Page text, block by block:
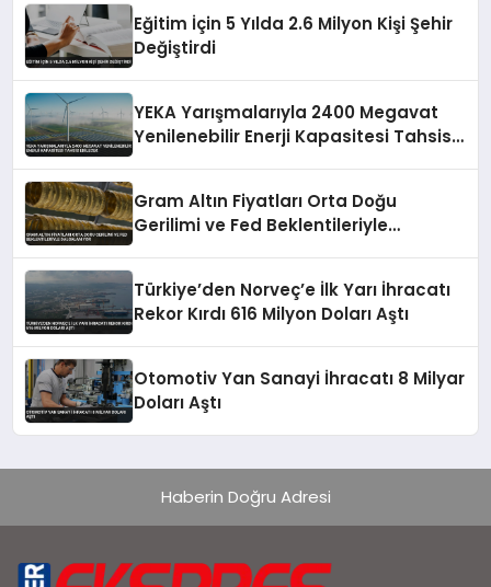
Eğitim İçin 5 Yılda 2.6 Milyon Kişi Şehir
Değiştirdi
YEKA Yarışmalarıyla 2400 Megavat
Yenilenebilir Enerji Kapasitesi Tahsis
Gram Altın Fiyatları Orta Doğu
Gerilimi ve Fed Beklentileriyle
Türkiye’den Norveç’e İlk Yarı İhracatı
Rekor Kırdı 616 Milyon Doları Aştı
Otomotiv Yan Sanayi İhracatı 8 Milyar
Doları Aştı
Haberin Doğru Adresi